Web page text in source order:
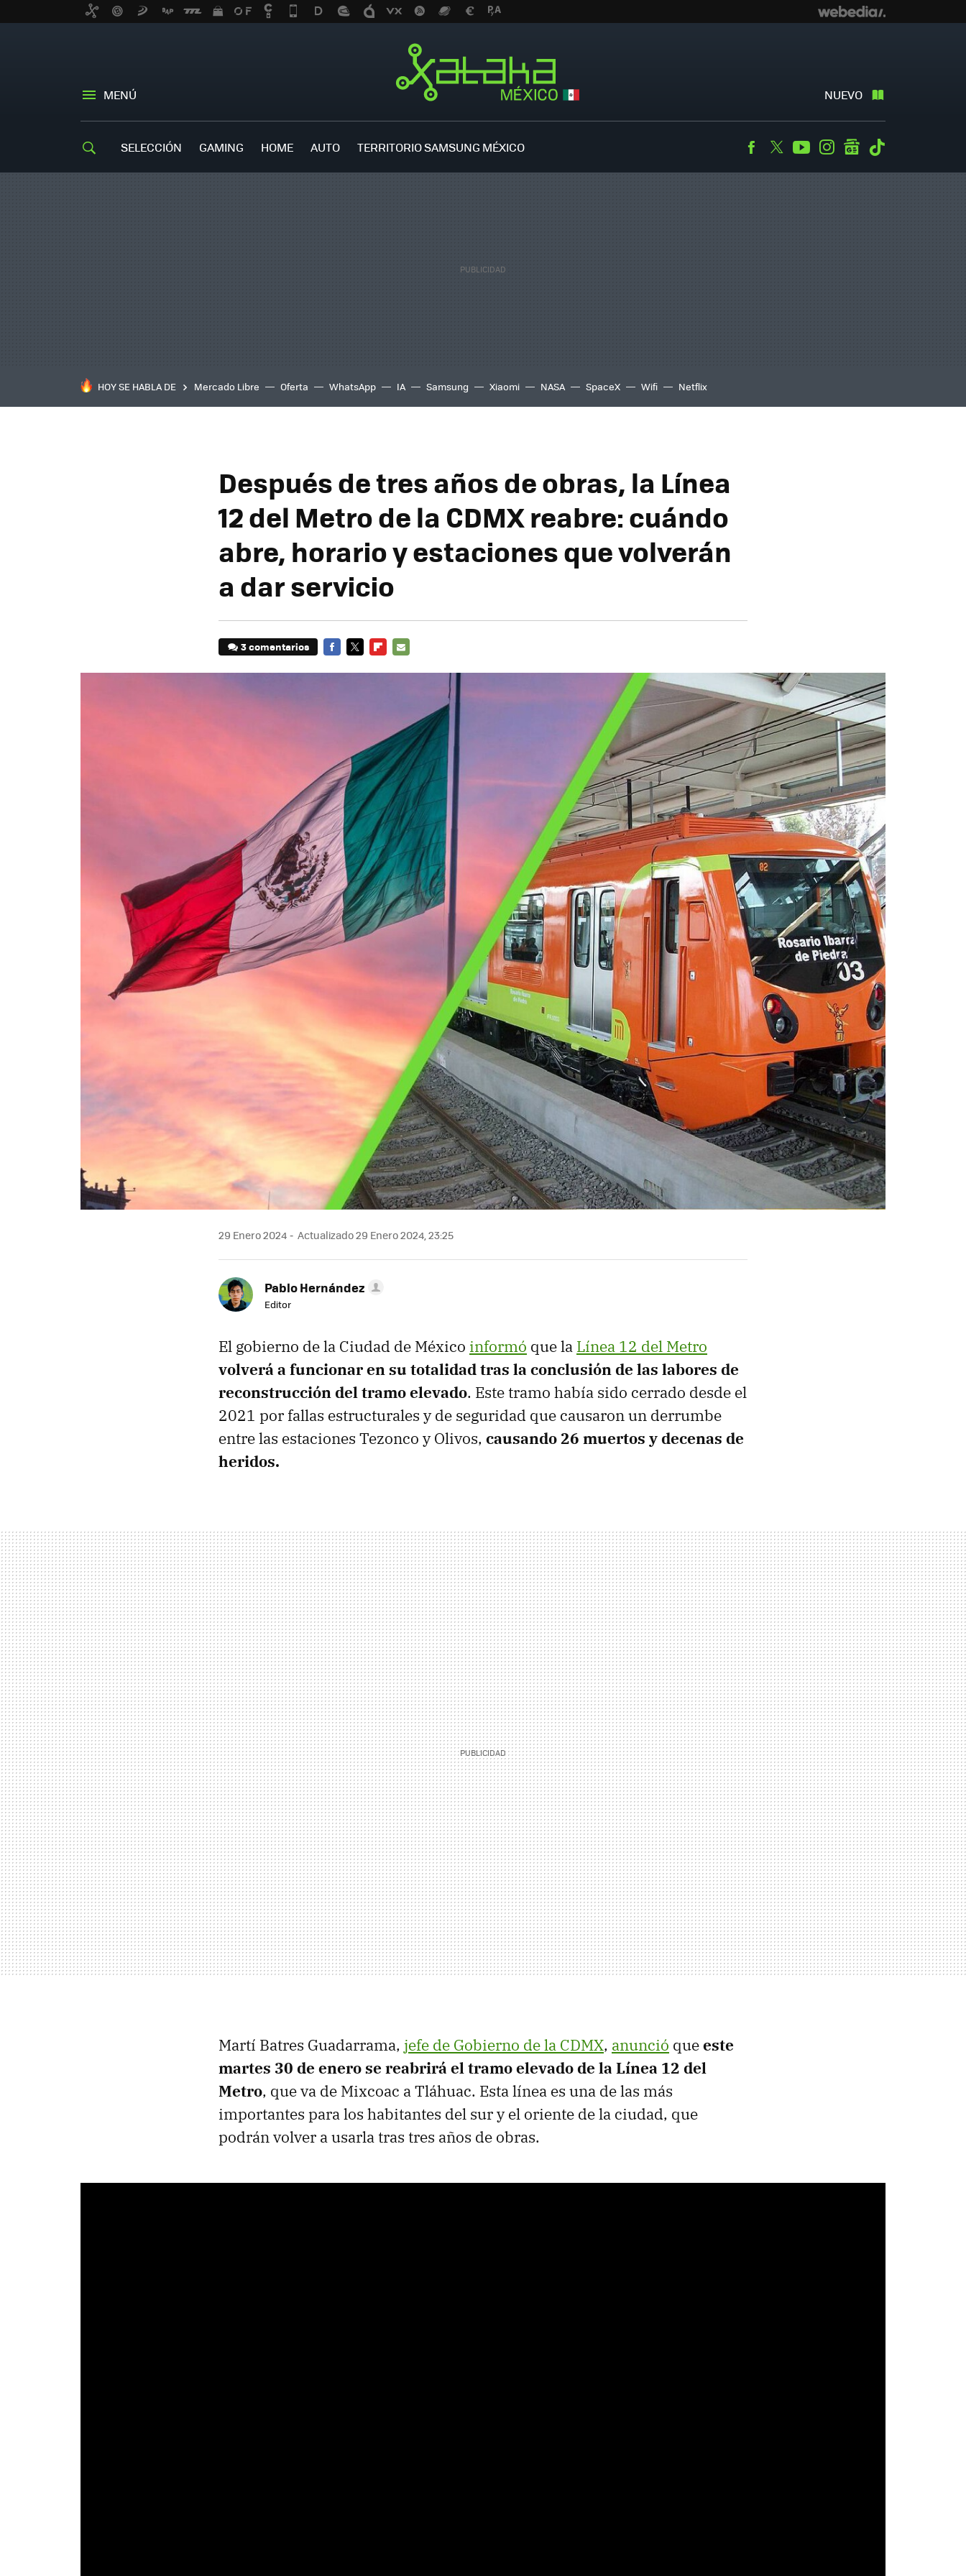
MENÚ NUEVO
SELECCIÓN GAMING HOME AUTO TERRITORIO SAMSUNG MÉXICO Facebook
TwitterYoutubeInstagramgooglenews
HOY SE HABLA DE Mercado Libre Oferta WhatsApp IA Samsung Xiaomi NASA SpaceX Wifi Netflix
Después de tres años de obras, la Línea
12 del Metro de la CDMX reabre: cuándo
abre, horario y estaciones que volverán
a dar servicio
3 comentarios
29 Enero 2024 Actualizado 29 Enero 2024, 23:25
Pablo Hernández
Editor
El gobierno de la Ciudad de México informó que la Línea 12 del Metro
volverá a funcionar en su totalidad tras la conclusión de las labores de
reconstrucción del tramo elevado. Este tramo había sido cerrado desde el
2021 por fallas estructurales y de seguridad que causaron un derrumbe
entre las estaciones Tezonco y Olivos, causando 26 muertos y decenas de
heridos.
Martí Batres Guadarrama, jefe de Gobierno de la CDMX, anunció queeste
martes 30 de enero se reabrirá el tramo elevado de la Línea 12 del
Metro, que va de Mixcoac a Tláhuac. Esta línea es una de las más
importantes para los habitantes del sur y el oriente de la ciudad, que
podrán volver a usarla tras tres años de obras.